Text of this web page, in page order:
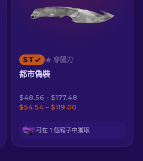
ST ★ 穿腸刀
都市偽裝
$48.56 - $177.48
$54.54 – $119.00
可在 1 個箱子中獲取